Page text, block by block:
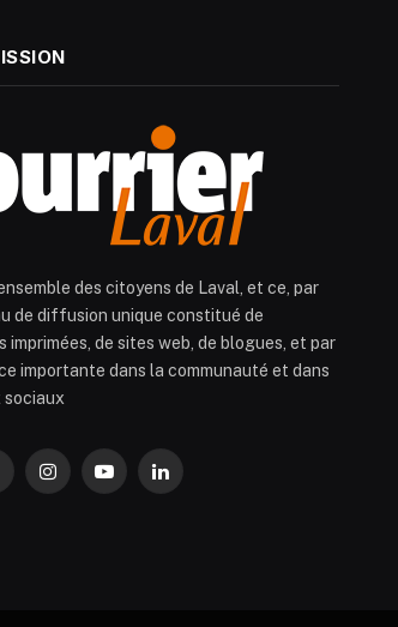
des citoyens de Laval, et ce, par
de diffusion unique constitué de
imprimées, de sites web, de blogues, et par
importante dans la communauté et dans
sociaux
InstagramYouTubeLinkedIn